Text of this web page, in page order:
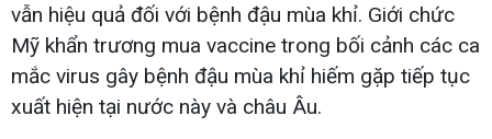
vẫn hiệu quả đối với bệnh đậu mùa khỉ. Giới chức
Mỹ khẩn trương mua vaccine trong bối cảnh các ca
mắc virus gây bệnh đậu mùa khỉ hiếm gặp tiếp tục
xuất hiện tại nước này và châu Âu.